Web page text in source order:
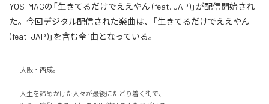
YOS-MAGの「生きてるだけでええやん (feat. JAP)」が配信開始され
た。今回デジタル配信された楽曲は、「生きてるだけでええやん
(feat. JAP)」を含む全1曲となっている。
大阪・西成。
人生を諦めかけた人々が最後にたどり着く街で、